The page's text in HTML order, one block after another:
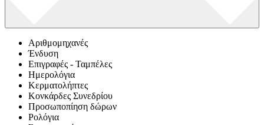
Αριθμομηχανές
Ένδυση
Επιγραφές - Ταμπέλες
Ημερολόγια
Κερματολήπτες
Κονκάρδες Συνεδρίου
Προσωποπίηση δώρων
Ρολόγια